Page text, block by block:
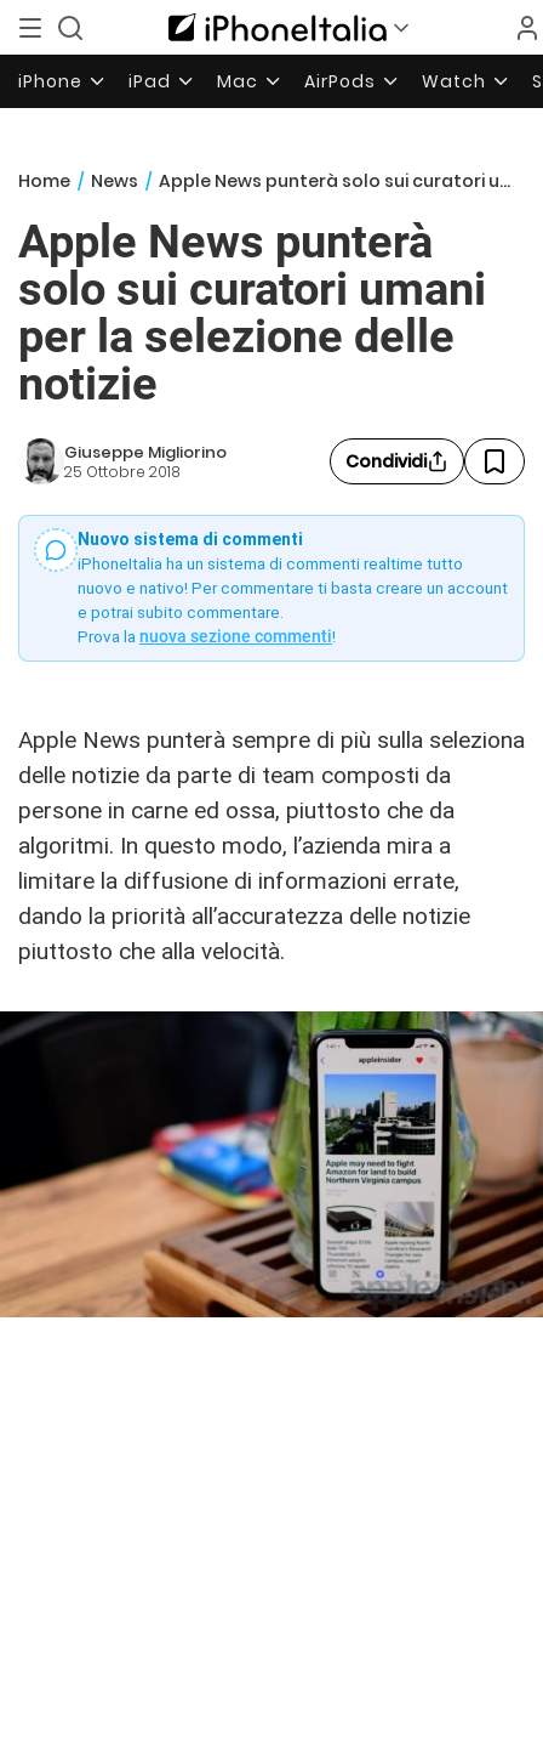
iPhone iPad Mac AirPods Watch
Home / News / Apple News punterà solo sui curatori umani per la selezione delle notizie
Apple News punterà
solo sui curatori umani
per la selezione delle
notizie
Giuseppe Migliorino
25 Ottobre 2018 Condividi
Nuovo sistema di commenti
iPhoneItalia ha un sistema di commenti realtime tutto
nuovo e nativo! Per commentare ti basta creare un account
e potrai subito commentare.
Prova la nuova sezione commenti!
Apple News punterà sempre di più sulla seleziona
delle notizie da parte di team composti da
persone in carne ed ossa, piuttosto che da
algoritmi. In questo modo, l’azienda mira a
limitare la diffusione di informazioni errate,
dando la priorità all’accuratezza delle notizie
piuttosto che alla velocità.